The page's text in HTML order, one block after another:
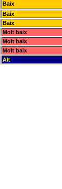
Baix
Baix
Baix
Molt baix
Molt baix
Molt baix
Alt